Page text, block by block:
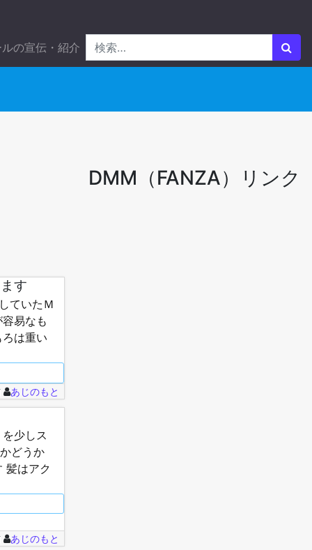
の宣伝・紹介
す
ていたＭ
易なも
は重い
あじのもと
少しス
どうか
髪はアク
男を単
あじのもと
DMM（FANZA）リンク